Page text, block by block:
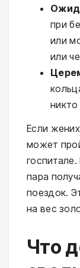
при
или
или
Если
может
пара
поездок.
на вес
Что